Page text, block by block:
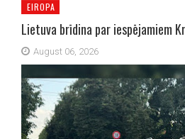
EIROPA
Lietuva brīdina par iespējamiem
August 06, 2026